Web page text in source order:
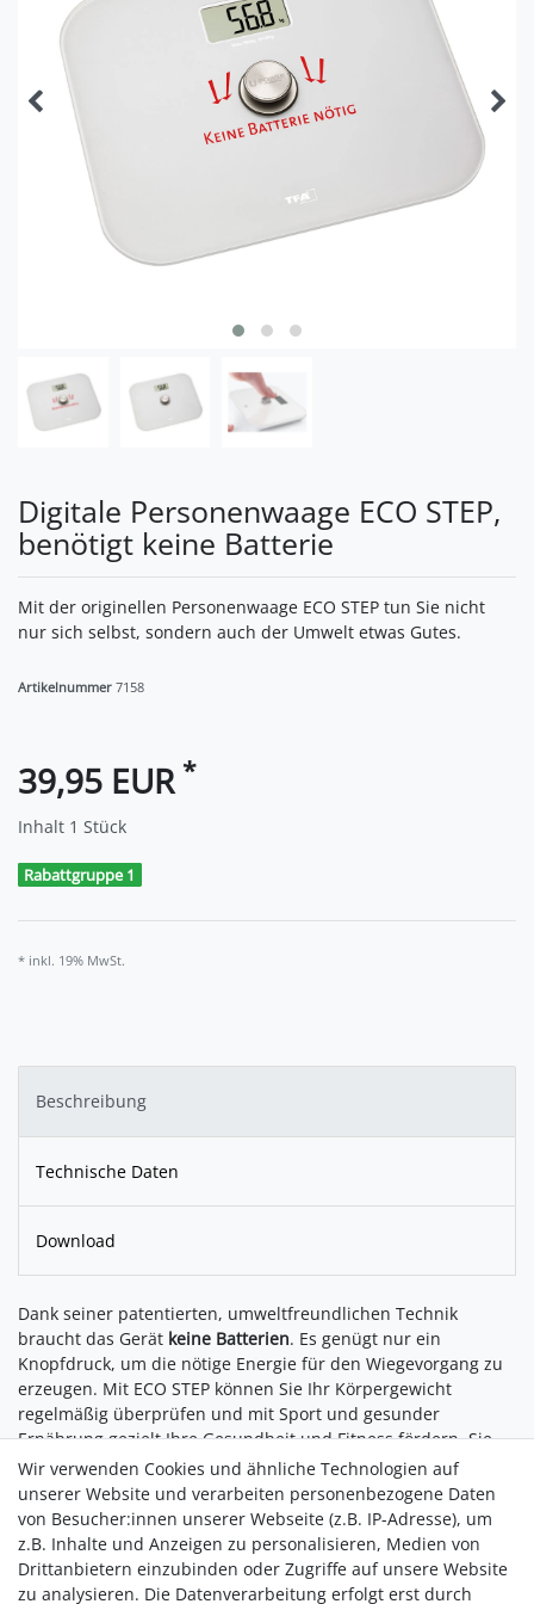
Digitale Personenwaage ECO STEP,
benötigt keine Batterie
Mit der originellen Personenwaage ECO STEP tun Sie nicht
nur sich selbst, sondern auch der Umwelt etwas Gutes.
Artikelnummer 7158
39,95 EUR *
Inhalt 1 Stück
Rabattgruppe 1
* inkl. 19% MwSt.
Beschreibung
Technische Daten
Download
Dank seiner patentierten, umweltfreundlichen Technik
braucht das Gerät keine Batterien. Es genügt nur ein
Knopfdruck, um die nötige Energie für den Wiegevorgang zu
erzeugen. Mit ECO STEP können Sie Ihr Körpergewicht
regelmäßig überprüfen und mit Sport und gesunder
Ernährung gezielt Ihre Gesundheit und Fitness fördern. Sie
verfügt über modernste Wiegetechnik für besonders präzise
Ergebnisse mit einemMessbereich bis 150 kg.
Patentierte umweltfreundliche Technik:Nur ein Knopfdruck
erzeugt die Energie für den Wiegevorgang
Benötigt keine Batterien
Wir verwenden Cookies und ähnliche Technologien auf
unserer Website und verarbeiten personenbezogene Daten
von Besucher:innen unserer Webseite (z.B. IP-Adresse), um
z.B. Inhalte und Anzeigen zu personalisieren, Medien von
Drittanbietern einzubinden oder Zugriffe auf unsere Website
zu analysieren. Die Datenverarbeitung erfolgt erst durch